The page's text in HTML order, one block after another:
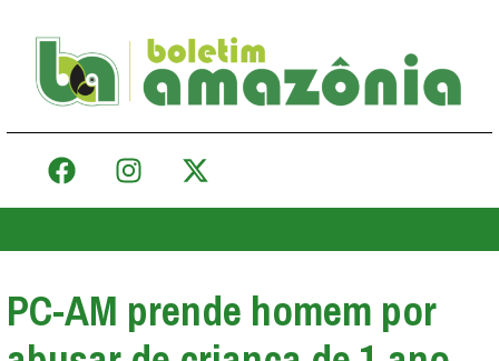
PC-AM prende homem por